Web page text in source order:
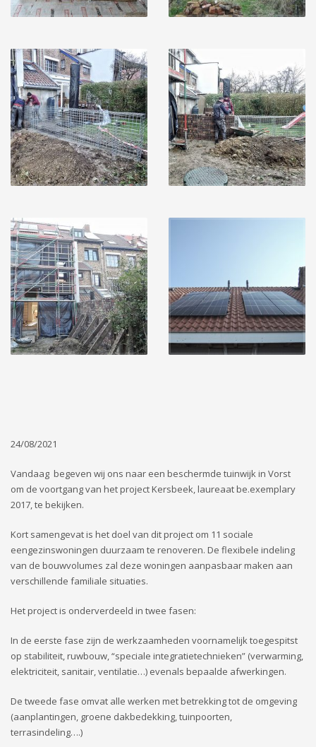
24/08/2021
Vandaag begeven wij ons naar een beschermde tuinwijk in Vorst
om de voortgang van het project Kersbeek, laureaat be.exemplary
2017, te bekijken.
Kort samengevat is het doel van dit project om 11 sociale
eengezinswoningen duurzaam te renoveren. De flexibele indeling
van de bouwvolumes zal deze woningen aanpasbaar maken aan
verschillende familiale situaties.
Het project is onderverdeeld in twee fasen:
In de eerste fase zijn de werkzaamheden voornamelijk toegespitst
op stabiliteit, ruwbouw, “speciale integratietechnieken” (verwarming,
elektriciteit, sanitair, ventilatie…) evenals bepaalde afwerkingen.
De tweede fase omvat alle werken met betrekking tot de omgeving
(aanplantingen, groene dakbedekking, tuinpoorten,
terrasindeling….)